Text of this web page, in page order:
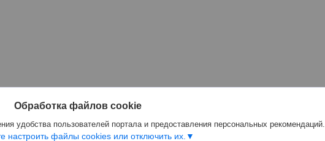
Обработка файлов cookie
удобства пользователей портала и предоставления персональных рекомендаций.
настроить файлы cookies или отключить их.